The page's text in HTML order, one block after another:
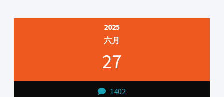
2025
六月
27
1402